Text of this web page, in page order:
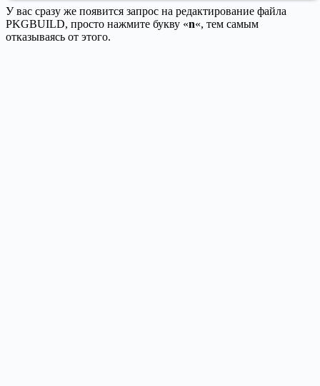
У вас сразу же появится запрос на редактирование файла
PKGBUILD, просто нажмите букву «n«, тем самым
отказываясь от этого.